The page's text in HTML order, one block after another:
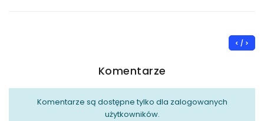
< / >
Komentarze
Komentarze są dostępne tylko dla zalogowanych
użytkowników.